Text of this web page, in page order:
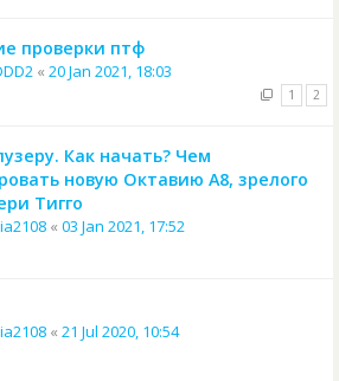
проверки птф
« 20 Jan 2021, 18:03
1 2
Как начать? Чем
новую Октавию А8, зрелого
Тигго
« 03 Jan 2021, 17:52
« 21 Jul 2020, 10:54